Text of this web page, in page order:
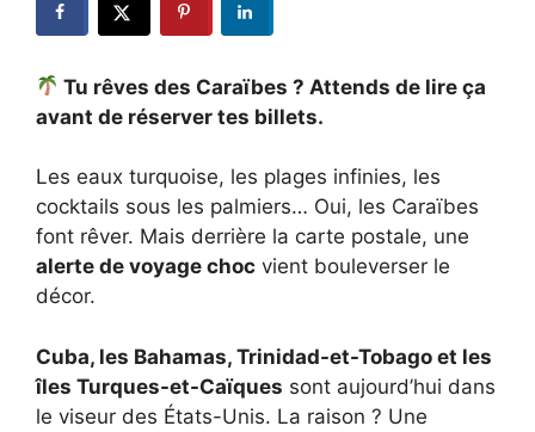
Tu rêves des Caraïbes ? Attends de lire ça
avant de réserver tes billets.
Les eaux turquoise, les plages infinies, les
cocktails sous les palmiers… Oui, les Caraïbes
font rêver. Mais derrière la carte postale, une
alerte de voyage choc vient bouleverser le
décor.
Cuba, les Bahamas, Trinidad-et-Tobago et les
îles Turques-et-Caïques sont aujourd’hui dans
le viseur des États-Unis. La raison ? Une